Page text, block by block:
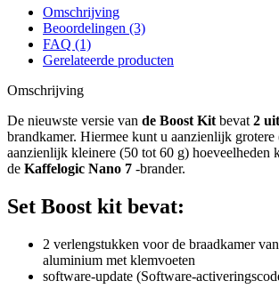
Omschrijving
Beoordelingen (3)
FAQ (1)
Gerelateerde producten
Omschrijving
De nieuwste versie van de Boost Kit bevat 2
brandkamer. Hiermee kunt u aanzienlijk
aanzienlijk kleinere (50 tot 60 g) hoeveelheden
de Kaffelogic Nano 7 -brander.
Set Boost kit bevat:
2 verlengstukken voor de braadkamer
aluminium met klemvoeten
software-update (Software-